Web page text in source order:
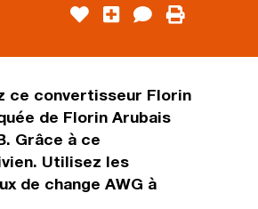
ce convertisseur Florin
de Florin Arubais
Grâce à ce
Utilisez les
de change AWG à